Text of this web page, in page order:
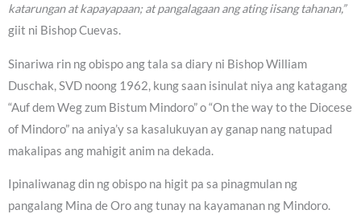
katarungan at kapayapaan; at pangalagaan ang ating iisang tahanan,”
giit ni Bishop Cuevas.
Sinariwa rin ng obispo ang tala sa diary ni Bishop William
Duschak, SVD noong 1962, kung saan isinulat niya ang katagang
“Auf dem Weg zum Bistum Mindoro” o “On the way to the Diocese
of Mindoro” na aniya’y sa kasalukuyan ay ganap nang natupad
makalipas ang mahigit anim na dekada.
Ipinaliwanag din ng obispo na higit pa sa pinagmulan ng
pangalang Mina de Oro ang tunay na kayamanan ng Mindoro.